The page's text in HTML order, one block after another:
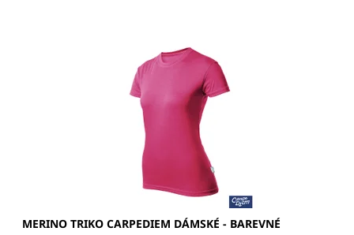
Kvalitní dámské merino tričko v několika barvách.
MERINO TRIKO CARPEDIEM DÁMSKÉ - BAREVNÉ